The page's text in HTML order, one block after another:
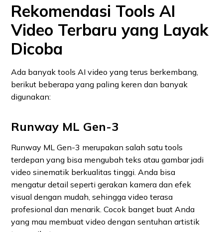
Rekomendasi Tools AI
Video Terbaru yang Layak
Dicoba
Ada banyak tools AI video yang terus berkembang,
berikut beberapa yang paling keren dan banyak
digunakan:
Runway ML Gen-3
Runway ML Gen-3 merupakan salah satu tools
terdepan yang bisa mengubah teks atau gambar jadi
video sinematik berkualitas tinggi. Anda bisa
mengatur detail seperti gerakan kamera dan efek
visual dengan mudah, sehingga video terasa
profesional dan menarik. Cocok banget buat Anda
yang mau membuat video dengan sentuhan artistik